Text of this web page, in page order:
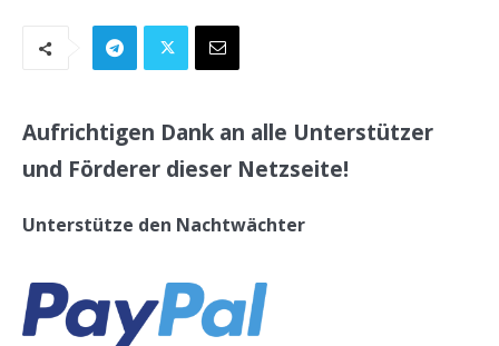
Aufrichtigen Dank an alle Unterstützer
und Förderer dieser Netzseite!
Unterstütze den Nachtwächter